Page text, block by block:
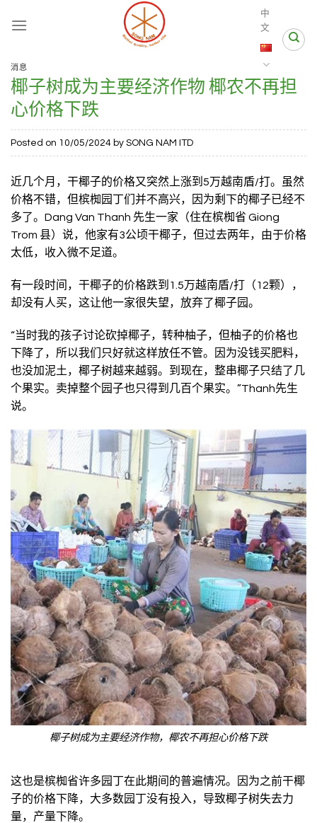
中
文
消息
椰子树成为主要经济作物 椰农不再担
心价格下跌
Posted on 10/05/2024 by SONG NAM ITD
近几个月，干椰子的价格又突然上涨到5万越南盾/打。虽然
价格不错，但槟椥园丁们并不高兴，因为剩下的椰子已经不
多了。Dang Van Thanh 先生一家（住在槟椥省 Giong
Trom 县）说，他家有3公顷干椰子，但过去两年，由于价格
太低，收入微不足道。
有一段时间，干椰子的价格跌到1.5万越南盾/打（12颗），
却没有人买，这让他一家很失望，放弃了椰子园。
“当时我的孩子讨论砍掉椰子，转种柚子，但柚子的价格也
下降了，所以我们只好就这样放任不管。因为没钱买肥料，
也没加泥土，椰子树越来越弱。到现在，整串椰子只结了几
个果实。卖掉整个园子也只得到几百个果实。”Thanh先生
说。
椰子树成为主要经济作物，椰农不再担心价格下跌
这也是槟椥省许多园丁在此期间的普遍情况。因为之前干椰
子的价格下降，大多数园丁没有投入，导致椰子树失去力
量，产量下降。